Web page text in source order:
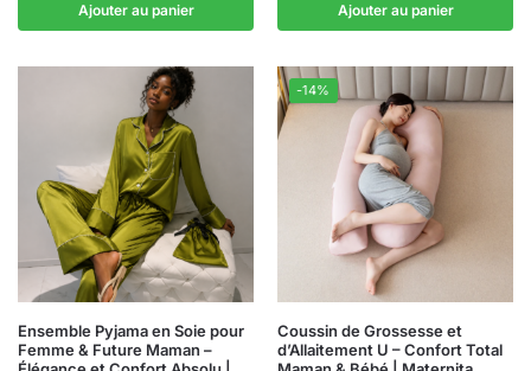
Ajouter au panier Ajouter au panier
Ensemble Pyjama en Soie pour
Femme & Future Maman –
-14%
Coussin de Grossesse et
d’Allaitement U – Confort Total